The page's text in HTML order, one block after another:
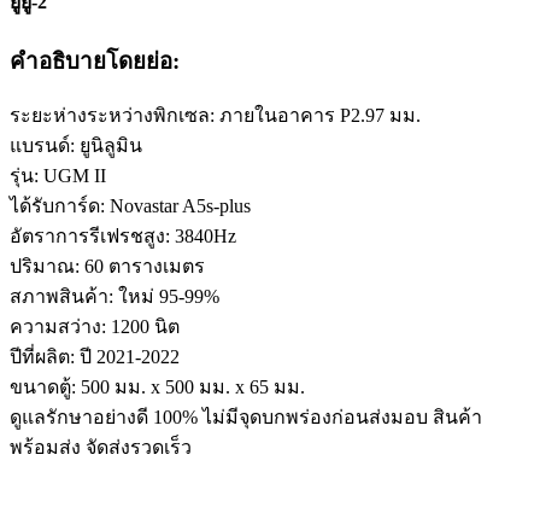
คำอธิบายโดยย่อ:
ระยะห่างระหว่างพิกเซล: ภายในอาคาร P2.97 มม.
แบรนด์: ยูนิลูมิน
รุ่น: UGM II
ได้รับการ์ด: Novastar A5s-plus
อัตราการรีเฟรชสูง: 3840Hz
ปริมาณ: 60 ตารางเมตร
สภาพสินค้า: ใหม่ 95-99%
ความสว่าง: 1200 นิต
ปีที่ผลิต: ปี 2021-2022
ขนาดตู้: 500 มม. x 500 มม. x 65 มม.
ดูแลรักษาอย่างดี 100% ไม่มีจุดบกพร่องก่อนส่งมอบ สินค้า
พร้อมส่ง จัดส่งรวดเร็ว